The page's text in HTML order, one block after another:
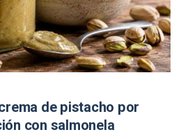
de pistacho por
con salmonela